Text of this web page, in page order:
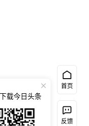
首页
反馈
载今日头条